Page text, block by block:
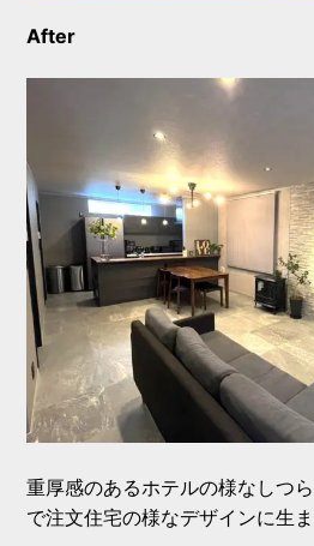
After
重厚感のあるホテルの様なしつ
で注文住宅の様なデザインに生ま